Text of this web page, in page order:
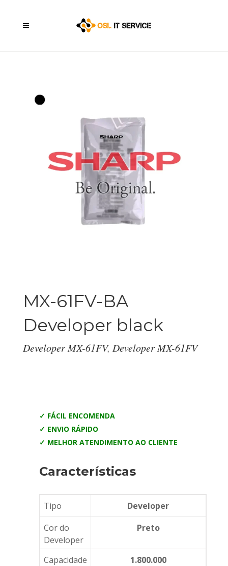
MX-61FV-BA
Developer black
Developer MX-61FV, Developer MX-61FV
✓ FÁCIL ENCOMENDA
✓ ENVIO RÁPIDO
✓ MELHOR ATENDIMENTO AO CLIENTE
Características
Tipo
Developer
Cor do
Developer
Preto
Capacidade
1.800.000